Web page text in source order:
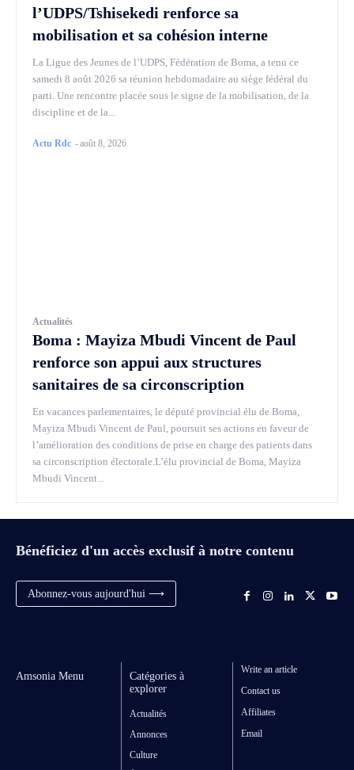
l’UDPS/Tshisekedi renforce sa
mobilisation et sa cohésion interne
La Ligue des Jeunes de l’UDPS, Fédération de Boma, a tenu ce
samedi 8 août 2026 sa réunion hebdomadaire au siège fédéral du
parti. Une rencontre placée sous le signe de la mobilisation, de la
discipline et de la...
Actu Rdc -août 8, 2026
Actualités
Boma : Mayiza Mbudi Vincent de Paul
renforce son appui aux structures
sanitaires de sa circonscription
En vacances parlementaires, le député provincial élu de Boma,
Mayiza Mbudi Vincent de Paul, poursuit ses actions en faveur de
l’amélioration des conditions de prise en charge des patients dans
sa circonscription électorale.L’élu provincial de Boma, Mayiza
Mbudi Vincent...
Bénéficiez d'un accès exclusif à notre contenu
Abonnez-vous aujourd'hui ⟶
Amsonia Menu
Catégories à
explorer
Actualités
Annonces
Culture
Write an article
Contact us
Affiliates
Email